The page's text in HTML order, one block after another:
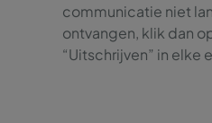
communicatie niet
ontvangen, klik dan
“Uitschrijven” in elke